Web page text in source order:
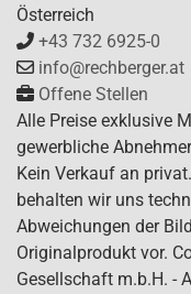
Österreich
+43 732 6925-0
info@rechberger.at
Offene Stellen
Alle Preise exklusive
gewerbliche
Kein Verkauf an
behalten wir uns
Abweichungen der
Originalprodukt vor.
Gesellschaft m.b.H. -